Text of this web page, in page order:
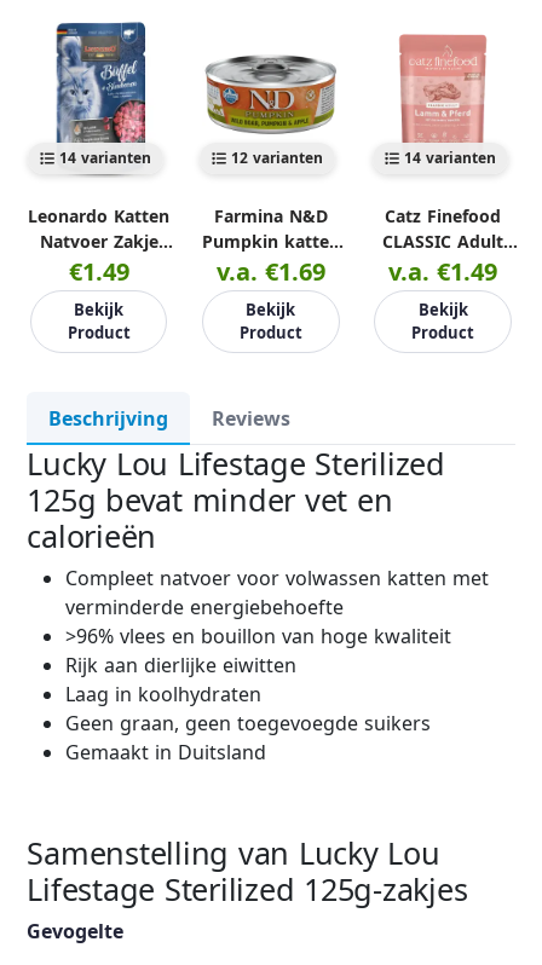
14 varianten
Leonardo Katten
Natvoer Zakje
85g
€1.49
Bekijk
Product
12 varianten
Farmina N&D
Pumpkin katten
natvoer 70g
v.a. €1.69
Bekijk
Product
14 varianten
Catz Finefood
CLASSIC Adult
85g
v.a. €1.49
Bekijk
Product
Beschrijving Reviews
Lucky Lou Lifestage Sterilized
125g bevat minder vet en
calorieën
Compleet natvoer voor volwassen katten met
verminderde energiebehoefte
>96% vlees en bouillon van hoge kwaliteit
Rijk aan dierlijke eiwitten
Laag in koolhydraten
Geen graan, geen toegevoegde suikers
Gemaakt in Duitsland
Samenstelling van Lucky Lou
Lifestage Sterilized 125g-zakjes
Gevogelte